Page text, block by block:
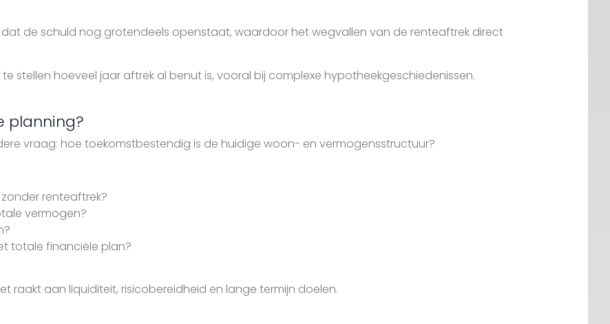
de schuld nog grotendeels openstaat, waardoor het wegvallen van de renteaftrek direct
stellen hoeveel jaar aftrek al benut is, vooral bij complexe hypotheekgeschiedenissen.
planning?
vraag: hoe toekomstbestendig is de huidige woon- en vermogensstructuur?
renteaftrek?
vermogen?
totale financiële plan?
raakt aan liquiditeit, risicobereidheid en lange termijn doelen.